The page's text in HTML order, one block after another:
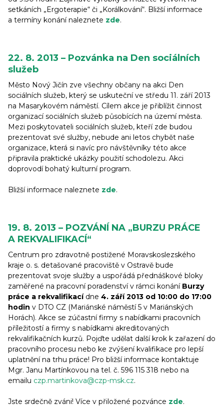
setkáních „Ergoterapie“ či „Korálkování“. Bližší informace
a termíny konání naleznete zde.
22. 8. 2013 – Pozvánka na Den sociálních
služeb
Město Nový Jičín zve všechny občany na akci Den
sociálních služeb, který se uskuteční ve středu 11. září 2013
na Masarykovém náměstí. Cílem akce je přiblížit činnost
organizací sociálních služeb působících na území města.
Mezi poskytovateli sociálních služeb, kteří zde budou
prezentovat své služby, nebude ani letos chybět naše
organizace, která si navíc pro návštěvníky této akce
připravila praktické ukázky použití schodolezu. Akci
doprovodí bohatý kulturní program.
Bližší informace naleznete zde.
19. 8. 2013 – POZVÁNÍ NA „BURZU PRÁCE
A REKVALIFIKACÍ“
Centrum pro zdravotně postižené Moravskoslezského
kraje o. s. detašované pracoviště v Ostravě bude
prezentovat svoje služby a uspořádá přednáškové bloky
zaměřené na pracovní poradenství v rámci konání Burzy
práce a rekvalifikacídne 4. září 2013 od 10:00 do 17:00
hodin v DTO CZ (Mariánské náměstí 5 v Mariánských
Horách). Akce se zúčastní firmy s nabídkami pracovních
příležitostí a firmy s nabídkami akreditovaných
rekvalifikačních kurzů. Pojďte udělat další krok k zařazení do
pracovního procesu nebo ke zvýšení kvalifikace pro lepší
uplatnění na trhu práce! Pro bližší informace kontaktuje
Mgr. Janu Martínkovou na tel. č. 596 115 318 nebo na
emailu czp.martinkova@czp-msk.cz.
Jste srdečně zváni! Více v přiložené pozvánce zde.